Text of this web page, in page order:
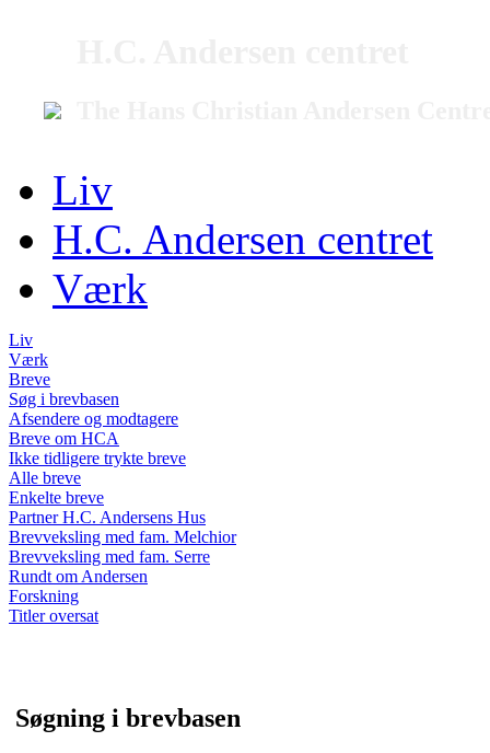
Liv
H.C. Andersen centret
Værk
Liv
Værk
Breve
Søg i brevbasen
Afsendere og modtagere
Breve om HCA
Ikke tidligere trykte breve
Alle breve
Enkelte breve
Partner H.C. Andersens Hus
Brevveksling med fam. Melchior
Brevveksling med fam. Serre
Rundt om Andersen
Forskning
Titler oversat
Søgning i brevbasen